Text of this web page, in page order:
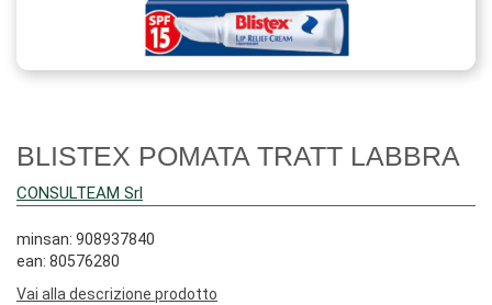
BLISTEX POMATA TRATT LABBRA
CONSULTEAM Srl
minsan: 908937840
ean: 80576280
Vai alla descrizione prodotto